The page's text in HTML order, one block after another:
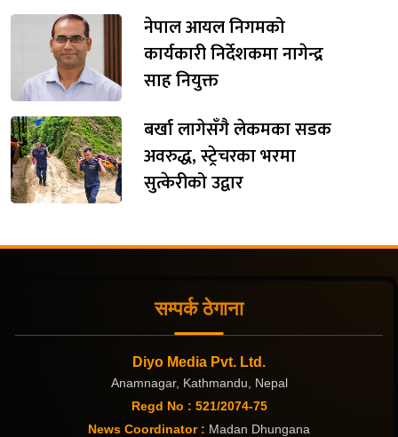
नेपाल आयल निगमको
कार्यकारी निर्देशकमा नागेन्द्र
साह नियुक्त
बर्खा लागेसँगै लेकमका सडक
अवरुद्ध, स्ट्रेचरका भरमा
सुत्केरीको उद्वार
सम्पर्क ठेगाना
Diyo Media Pvt. Ltd.
Anamnagar, Kathmandu, Nepal
Regd No : 521/2074-75
News Coordinator : Madan Dhungana